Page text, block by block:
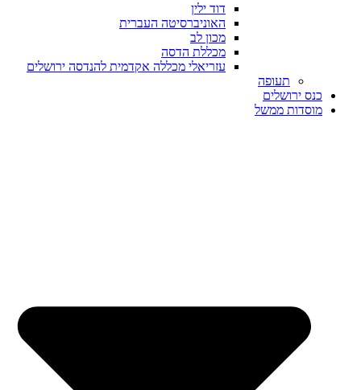
דוד ילין
האוניברסיטה העברית
מכון לב
מכללת הדסה
עזריאלי מכללה אקדמית להנדסה ירושלים
תעופה
כנס ירושלים
מוסדות ממשל